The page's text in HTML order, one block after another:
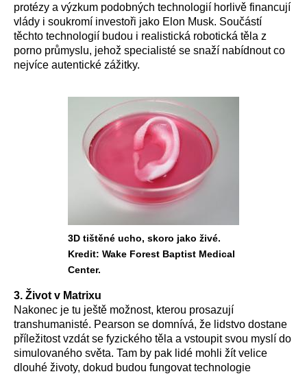
protézy a výzkum podobných technologií horlivě financují
vlády i soukromí investoři jako Elon Musk. Součástí
těchto technologií budou i realistická robotická těla z
porno průmyslu, jehož specialisté se snaží nabídnout co
nejvíce autentické zážitky.
3D tištěné ucho, skoro jako živé.
Kredit: Wake Forest Baptist Medical
Center.
3. Život v Matrixu
Nakonec je tu ještě možnost, kterou prosazují
transhumanisté. Pearson se domnívá, že lidstvo dostane
příležitost vzdát se fyzického těla a vstoupit svou myslí do
simulovaného světa. Tam by pak lidé mohli žít velice
dlouhé životy, dokud budou fungovat technologie